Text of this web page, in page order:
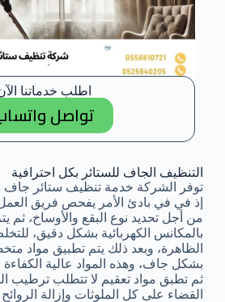
اطلب خدماتنا
تواصل
التنظيف الجاف للستائر بكل احترافية
توفر الشركة خدمة تنظيف ستائر جاف
إذ في في بادئ الأمر يفحص فريق العمل
من أجل تحديد نوع البقع والأوساخ، ثم
بالمكانس الكهربائية بشكل دقيق،
الظاهرة، وبعد ذلك يتم تطبيق مواد
بشكل جاف، وهذه المواد عالية
ثم تطبق مواد تعقيم لا تتطلب ترطيب
القضاء على كل الملوثات وإزالة الروائح